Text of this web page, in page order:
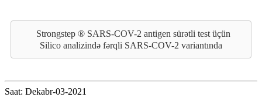
Strongstep ® SARS-COV-2 antigen sürətli test üçün
Silico analizində fərqli SARS-COV-2 variantında
Saat: Dekabr-03-2021